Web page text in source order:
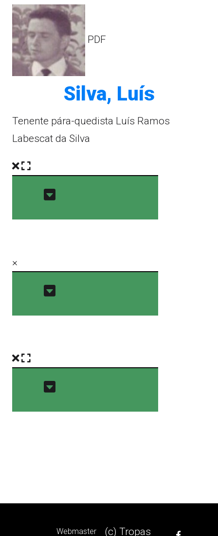
PDF
Silva, Luís
Tenente pára-quedista Luís Ramos
Labescat da Silva
×
Webmaster (c) Tropas